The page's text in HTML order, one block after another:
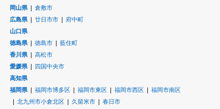
岡山県
倉敷市
広島県
廿日市市
府中町
山口県
徳島県
徳島市
藍住町
香川県
高松市
愛媛県
四国中央市
高知県
福岡県
福岡市博多区 福岡市東区 福岡市西区
福岡市南区
北九州市小倉北区
久留米市
春日市